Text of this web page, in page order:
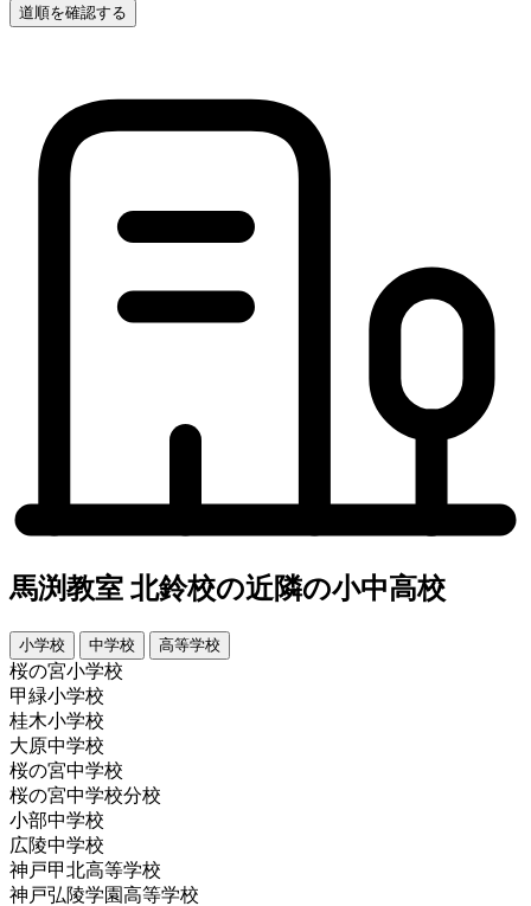
道順を確認する
馬渕教室 北鈴校の近隣の小中高校
小学校 中学校 高等学校
桜の宮小学校
甲緑小学校
桂木小学校
大原中学校
桜の宮中学校
桜の宮中学校分校
小部中学校
広陵中学校
神戸甲北高等学校
神戸弘陵学園高等学校